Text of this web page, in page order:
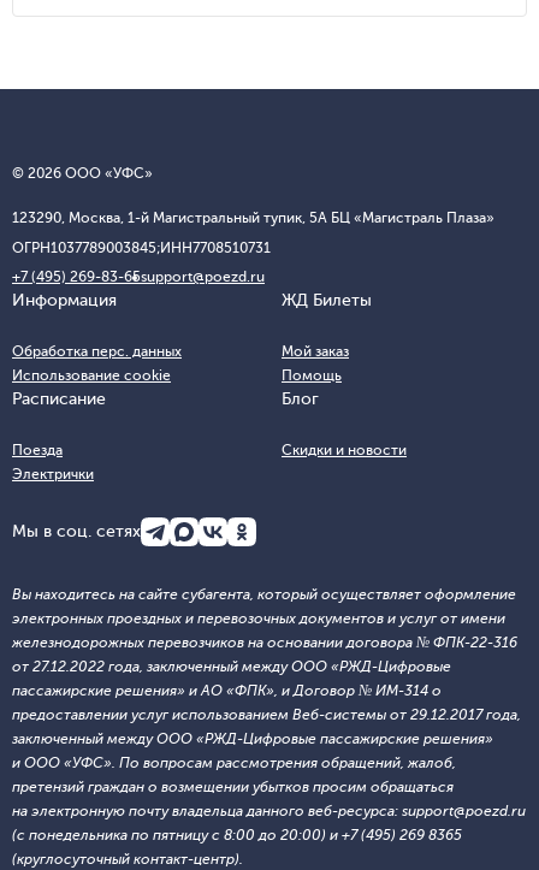
© 2026 ООО «УФС»
123290, Москва, 1-й Магистральный тупик, 5А БЦ «Магистраль Плаза»
ОГРН1037789003845;ИНН7708510731
+7 (495) 269-83-65support@poezd.ru
Информация
Обработка перс. данных
Использование cookie
ЖД Билеты
Мой заказ
Помощь
Расписание
Поезда
Электрички
Блог
Скидки и новости
Мы в соц. сетях
Вы находитесь на сайте субагента, который осуществляет оформление
электронных проездных и перевозочных документов и услуг от имени
железнодорожных перевозчиков на основании договора № ФПК-22-316
от 27.12.2022 года, заключенный между ООО «РЖД-Цифровые
пассажирские решения» и АО «ФПК», и Договор № ИМ-314 о
предоставлении услуг использованием Веб-системы от 29.12.2017 года,
заключенный между ООО «РЖД-Цифровые пассажирские решения»
и ООО «УФС». По вопросам рассмотрения обращений, жалоб,
претензий граждан о возмещении убытков просим обращаться
на электронную почту владельца данного веб-ресурса: support@poezd.ru
(с понедельника по пятницу с 8:00 до 20:00) и +7 (495) 269 8365
(круглосуточный контакт-центр).